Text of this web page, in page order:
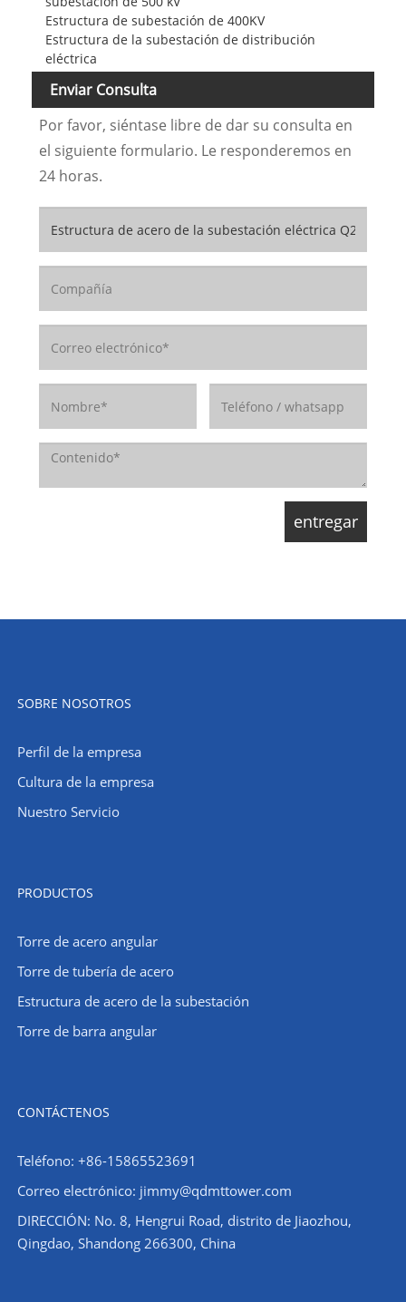
Estructura de subestación de 400KV
Estructura de la subestación de distribución
eléctrica
Enviar Consulta
Por favor, siéntase libre de dar su consulta en
el siguiente formulario. Le responderemos en
24 horas.
SOBRE NOSOTROS
Perfil de la empresa
Cultura de la empresa
Nuestro Servicio
PRODUCTOS
Torre de acero angular
Torre de tubería de acero
Estructura de acero de la subestación
Torre de barra angular
CONTÁCTENOS
Teléfono: +86-15865523691
Correo electrónico: jimmy@qdmttower.com
DIRECCIÓN: No. 8, Hengrui Road, distrito de Jiaozhou,
Qingdao, Shandong 266300, China